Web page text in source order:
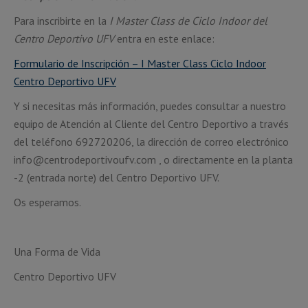
Para inscribirte en la I Master Class de Ciclo Indoor del
Centro Deportivo UFVentra en este enlace:
Formulario de Inscripción – I Master Class Ciclo Indoor
Centro Deportivo UFV
Y si necesitas más información, puedes consultar a nuestro
equipo de Atención al Cliente del Centro Deportivo a través
del teléfono 692720206, la dirección de correo electrónico
info@centrodeportivoufv.com , o directamente en la planta
-2 (entrada norte) del Centro Deportivo UFV.
Os esperamos.
Una Forma de Vida
Centro Deportivo UFV